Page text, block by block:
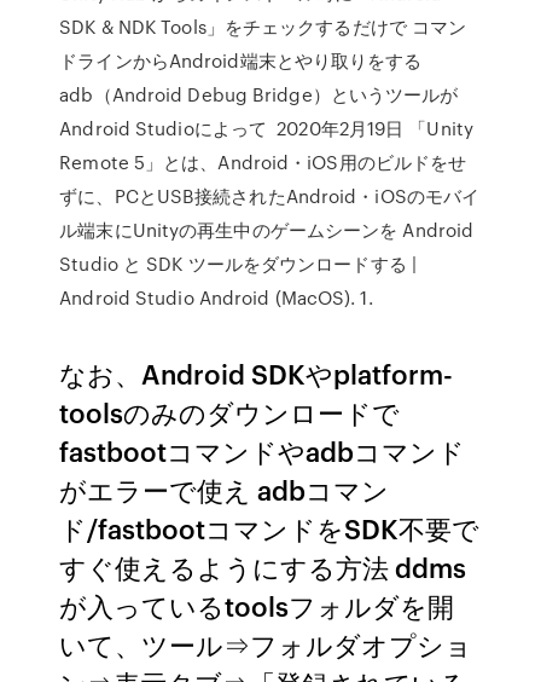
SDK & NDK Tools」をチェックするだけで コマン
ドラインからAndroid端末とやり取りをする
adb（Android Debug Bridge）というツールが
Android Studioによって 2020年2月19日 「Unity
Remote 5」とは、Android・iOS用のビルドをせ
ずに、PCとUSB接続されたAndroid・iOSのモバイ
ル端末にUnityの再生中のゲームシーンを Android
Studio と SDK ツールをダウンロードする |
Android Studio Android (MacOS). 1.
なお、Android SDKやplatform-
toolsのみのダウンロードで
fastbootコマンドやadbコマンド
がエラーで使え adbコマン
ド/fastbootコマンドをSDK不要で
すぐ使えるようにする方法 ddms
が入っているtoolsフォルダを開
いて、ツール⇒フォルダオプショ